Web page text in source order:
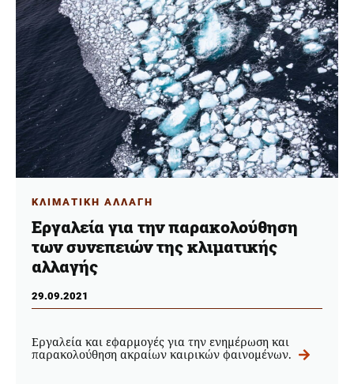
ΚΛΙΜΑΤΙΚΗ ΑΛΛΑΓΗ
Εργαλεία για την παρακολούθηση
των συνεπειών της κλιματικής
αλλαγής
29.09.2021
Εργαλεία και εφαρμογές για την ενημέρωση και
παρακολούθηση ακραίων καιρικών φαινομένων.